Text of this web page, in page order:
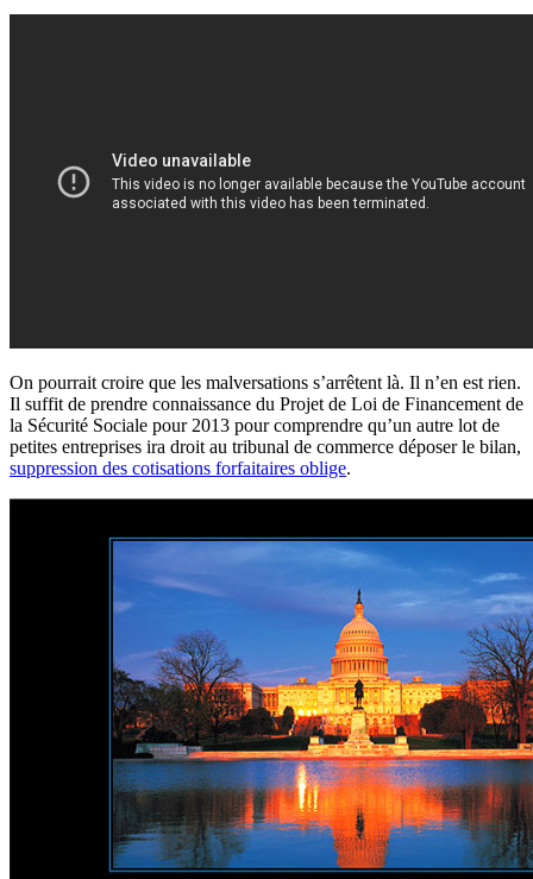
On pourrait croire que les malversations s’arrêtent là. Il n’en est rien.
Il suffit de prendre connaissance du Projet de Loi de Financement de
la Sécurité Sociale pour 2013 pour comprendre qu’un autre lot de
petites entreprises ira droit au tribunal de commerce déposer le bilan,
suppression des cotisations forfaitaires oblige.